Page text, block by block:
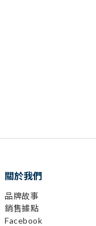
關於我們
品牌故事
銷售據點
Facebook